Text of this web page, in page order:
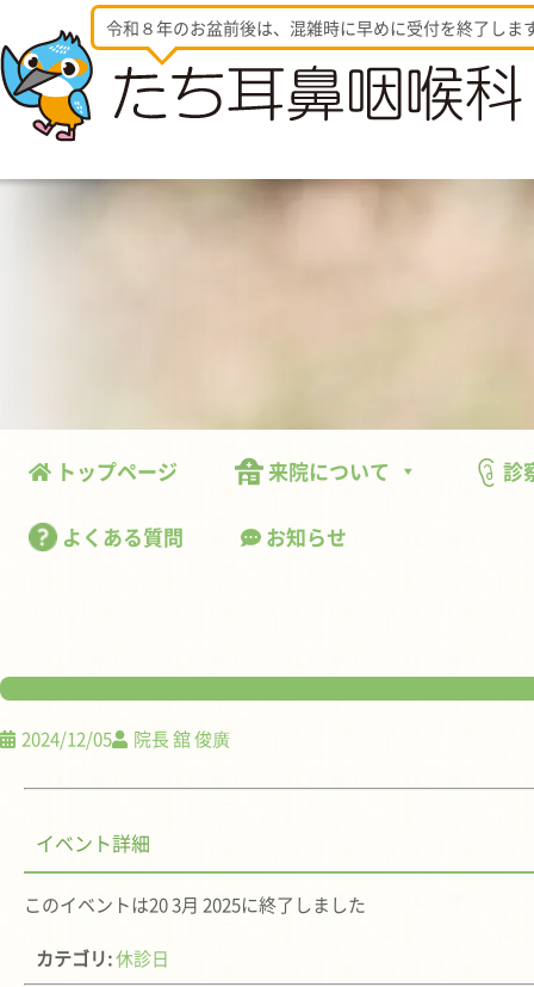
令和８年のお盆前後は、混雑時に早めに受付を終了しま
トップページ 来院について 診
よくある質問 お知らせ
2024/12/05 院長 舘 俊廣
イベント詳細
このイベントは20 3月 2025に終了しました
カテゴリ:休診日